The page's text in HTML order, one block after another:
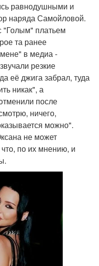
равнодушными и
наряда Самойловой.
"Голым" платьем
та ранее
в медиа -
резкие
её джига забрал, туда
никак", а
после
ничего,
можно".
не может
по их мнению, и